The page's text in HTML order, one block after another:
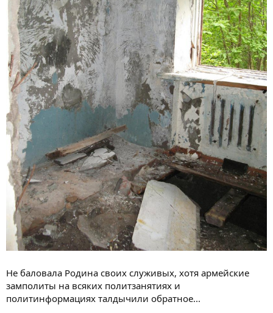
Не баловала Родина своих служивых, хотя армейские
замполиты на всяких политзанятиях и
политинформациях талдычили обратное...